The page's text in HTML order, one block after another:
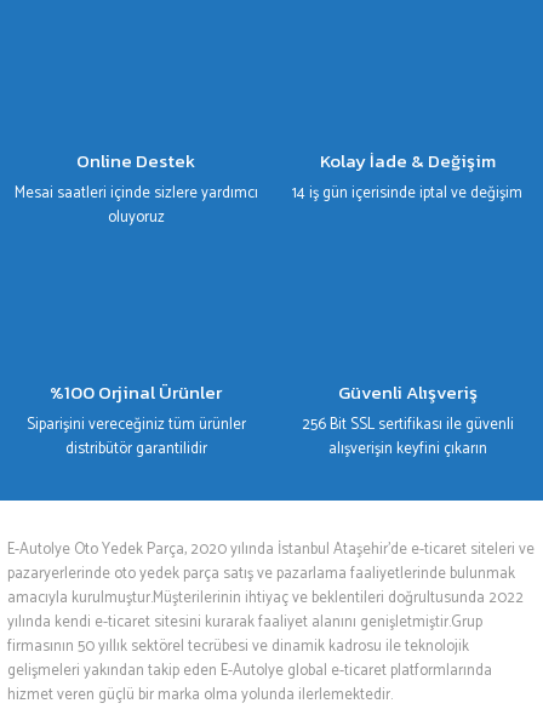
Online Destek
Mesai saatleri içinde sizlere yardımcı
oluyoruz
Kolay İade & Değişim
14 iş gün içerisinde iptal ve değişim
%100 Orjinal Ürünler
Siparişini vereceğiniz tüm ürünler
distribütör garantilidir
Güvenli Alışveriş
256 Bit SSL sertifikası ile güvenli
alışverişin keyfini çıkarın
E-Autolye Oto Yedek Parça, 2020 yılında İstanbul Ataşehir’de e-ticaret siteleri ve
pazaryerlerinde oto yedek parça satış ve pazarlama faaliyetlerinde bulunmak
amacıyla kurulmuştur.Müşterilerinin ihtiyaç ve beklentileri doğrultusunda 2022
yılında kendi e-ticaret sitesini kurarak faaliyet alanını genişletmiştir.Grup
firmasının 50 yıllık sektörel tecrübesi ve dinamik kadrosu ile teknolojik
gelişmeleri yakından takip eden E-Autolye global e-ticaret platformlarında
hizmet veren güçlü bir marka olma yolunda ilerlemektedir.